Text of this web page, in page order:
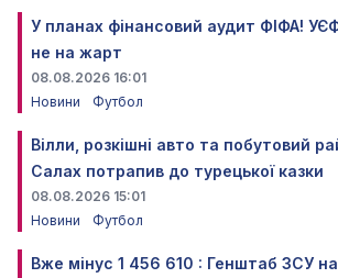
У планах фінансовий аудит ФІФА!
не на жарт
08.08.2026 16:01
Новини
Футбол
Вілли, розкішні авто та побутовий
Салах потрапив до турецької казки
08.08.2026 15:01
Новини
Футбол
Вже мінус 1 456 610 : Генштаб ЗСУ